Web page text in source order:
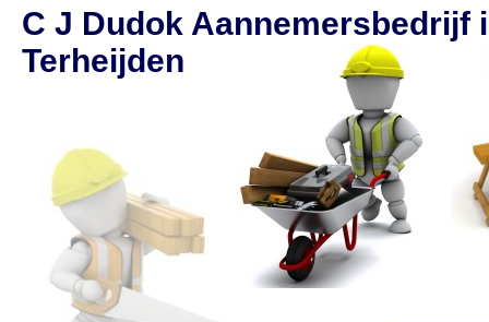
C J Dudok Aannemersbedrijf
Terheijden